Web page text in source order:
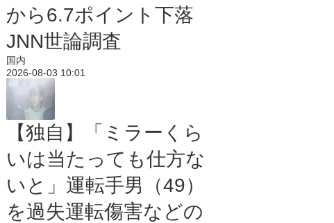
から6.7ポイント下落
JNN世論調査
国内
2026-08-03 10:01
【独自】「ミラーくら
いは当たっても仕方な
いと」運転手男（49）
を過失運転傷害などの